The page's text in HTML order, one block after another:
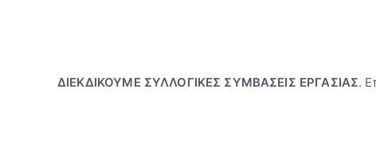
ΔΙΕΚΔΙΚΟΥΜΕ ΣΥΛΛΟΓΙΚΕΣ ΣΥΜΒΑΣΕΙΣ ΕΡΓΑΣΙΑΣ.